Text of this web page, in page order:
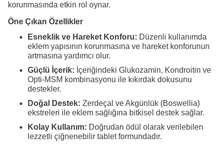
korunmasında etkin rol oynar.
Öne Çıkan Özellikler
Esneklik ve Hareket Konforu: Düzenli kullanımda
eklem yapısının korunmasına ve hareket konforunun
artmasına yardımcı olur.
Güçlü İçerik: İçeriğindeki Glukozamin, Kondroitin ve
Opti-MSM kombinasyonu ile kıkırdak dokusunu
destekler.
Doğal Destek: Zerdeçal ve Akgünlük (Boswellia)
ekstreleri ile eklem sağlığına bitkisel destek sağlar.
Kolay Kullanım: Doğrudan ödül olarak verilebilen
lezzetli çiğnenebilir tablet formundadır.